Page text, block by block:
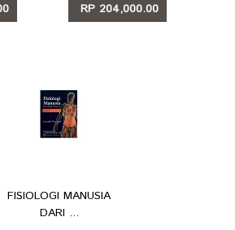
RP 204,000.00
FISIOLOGI MANUSIA
DARI ...